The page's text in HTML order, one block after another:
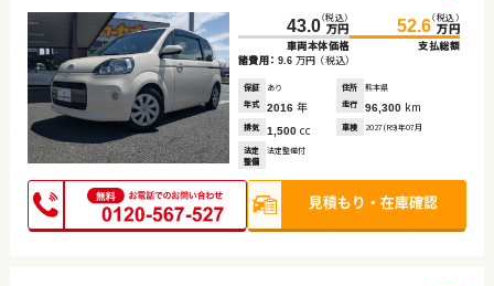
43.0（税込）
万円
車両本体価格
52.6（税込）
万円
支払総額
諸費用： 9.6 万円 （税込）
保証 あり 住所
熊本県
年式
2016 年 走行 96,300 km
排気 1,500 cc 車検 2027(R9)年07月
法定
整備
法定整備付